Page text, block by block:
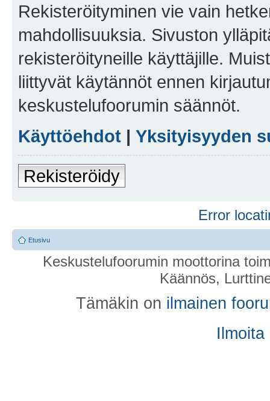
Rekisteröityminen vie vain
mahdollisuuksia. Sivuston
rekisteröityneille käyttäjille.
liittyvät käytännöt ennen
keskustelufoorumin säännöt.
Käyttöehdot | Yksityisyyden
Rekisteröidy
Error
Etusivu
Keskustelufoorumin moottorina
Käännös,
Tämäkin on ilmainen